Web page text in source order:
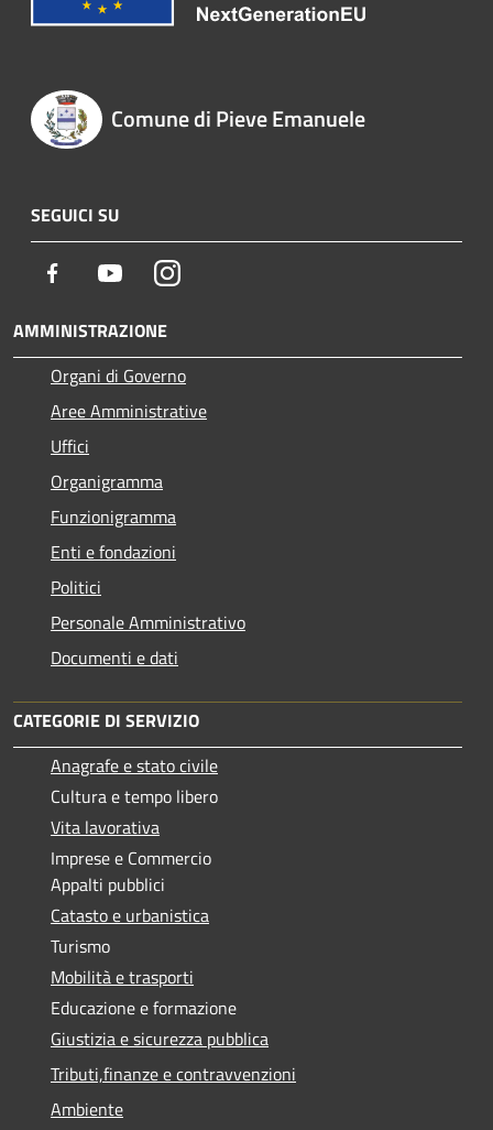
Comune di Pieve Emanuele
SEGUICI SU
Facebook YoutubeInstagram
AMMINISTRAZIONE
Organi di Governo
Aree Amministrative
Uffici
Organigramma
Funzionigramma
Enti e fondazioni
Politici
Personale Amministrativo
Documenti e dati
CATEGORIE DI SERVIZIO
Anagrafe e stato civile
Cultura e tempo libero
Vita lavorativa
Imprese e Commercio
Appalti pubblici
Catasto e urbanistica
Turismo
Mobilità e trasporti
Educazione e formazione
Giustizia e sicurezza pubblica
Tributi,finanze e contravvenzioni
Ambiente